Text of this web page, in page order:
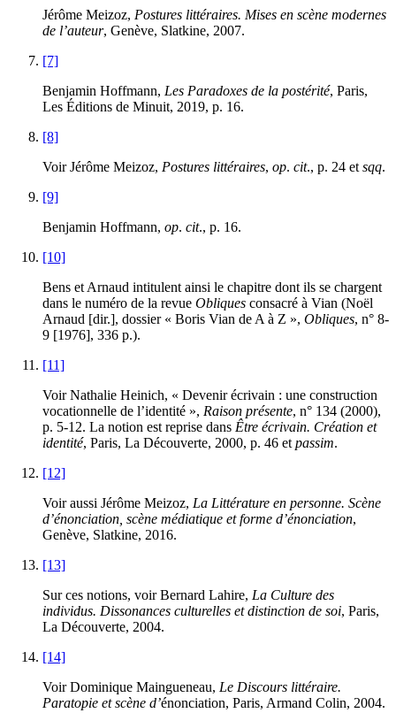
Jérôme Meizoz, Postures littéraires. Mises en scène modernes
de l’auteur, Genève, Slatkine, 2007.
[7]
Benjamin Hoffmann, Les Paradoxes de la postérité, Paris,
Les Éditions de Minuit, 2019, p. 16.
[8]
Voir Jérôme Meizoz, Postures littéraires, op. cit., p. 24 etsqq.
[9]
Benjamin Hoffmann, op. cit., p. 16.
[10]
Bens et Arnaud intitulent ainsi le chapitre dont ils se chargent
dans le numéro de la revue Obliques consacré à Vian (Noël
Arnaud [dir.], dossier « Boris Vian de A à Z », Obliques, n° 8-
9 [1976], 336 p.).
[11]
Voir Nathalie Heinich, « Devenir écrivain : une construction
vocationnelle de l’identité », Raison présente, n° 134 (2000),
p. 5-12. La notion est reprise dans Être écrivain. Création et
identité, Paris, La Découverte, 2000, p. 46 etpassim.
[12]
Voir aussi Jérôme Meizoz, La Littérature en personne. Scène
d’énonciation, scène médiatique et forme d’énonciation,
Genève, Slatkine, 2016.
[13]
Sur ces notions, voir Bernard Lahire, La Culture des
individus. Dissonances culturelles et distinction de soi, Paris,
La Découverte, 2004.
[14]
Voir Dominique Maingueneau, Le Discours littéraire.
Paratopie et scène d’énonciation, Paris, Armand Colin, 2004.